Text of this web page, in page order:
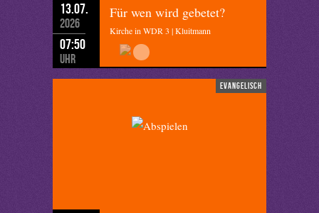
13.07.
2026
07:50
Uhr
Für wen wird gebetet?
Kirche in WDR 3 | Kluitmann
evangelisch